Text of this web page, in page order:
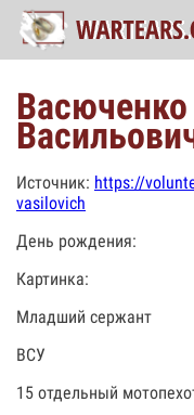
Васюченко
Источник: https://
vasilovich
День рождения:
Картинка:
Младший сержант
ВСУ
15 отдельный